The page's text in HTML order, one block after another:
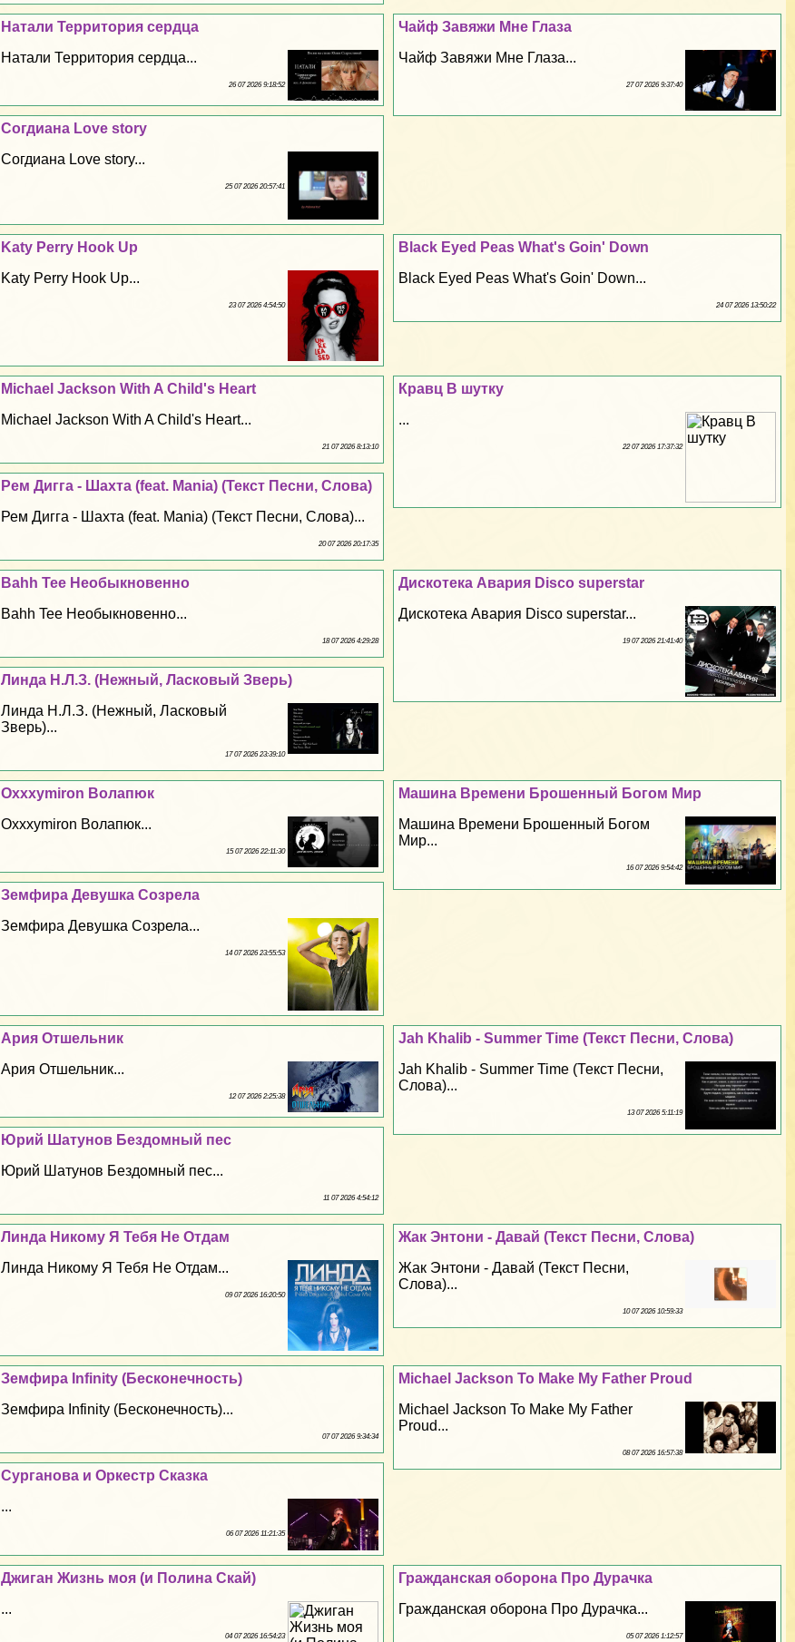
Чайф Завяжи Мне Глаза
Чайф Завяжи Мне Глаза...
27 07 2026 9:37:40
Натали Территория сердца
Натали Территория сердца...
26 07 2026 9:18:52
Согдиана Love story
Согдиана Love story...
25 07 2026 20:57:41
Black Eyed Peas What's Goin' Down
Black Eyed Peas What's Goin' Down...
24 07 2026 13:50:22
Katy Perry Hook Up
Katy Perry Hook Up...
23 07 2026 4:54:50
Кравц В шутку
...
22 07 2026 17:37:32
Michael Jackson With A Child's Heart
Michael Jackson With A Child's Heart...
21 07 2026 8:13:10
Рем Дигга - Шахта (feat. Mania) (Текст Песни, Слова)
Рем Дигга - Шахта (feat. Mania) (Текст Песни, Слова)...
20 07 2026 20:17:35
Дискотека Авария Disco superstar
Дискотека Авария Disco superstar...
19 07 2026 21:41:40
Bahh Tee Необыкновенно
Bahh Tee Необыкновенно...
18 07 2026 4:29:28
Линда Н.Л.З. (Нежный, Ласковый Зверь)
Линда Н.Л.З. (Нежный, Ласковый
Зверь)...
17 07 2026 23:39:10
Машина Времени Брошенный Богом Мир
Машина Времени Брошенный Богом
Мир...
16 07 2026 9:54:42
Oxxxymiron Волапюк
Oxxxymiron Волапюк...
15 07 2026 22:11:30
Земфира Дeвyшка Созрела
Земфира Дeвyшка Созрела...
14 07 2026 23:55:53
Jah Khalib - Summer Time (Текст Песни, Слова)
Jah Khalib - Summer Time (Текст Песни,
Слова)...
13 07 2026 5:11:19
Ария Отшельник
Ария Отшельник...
12 07 2026 2:25:38
Юрий Шатунов Бездомный пес
Юрий Шатунов Бездомный пес...
11 07 2026 4:54:12
Жак Энтони - Давай (Текст Песни, Слова)
Жак Энтони - Давай (Текст Песни,
Слова)...
10 07 2026 10:59:33
Линда Никому Я Тебя Не Отдам
Линда Никому Я Тебя Не Отдам...
09 07 2026 16:20:50
Michael Jackson To Make My Father Proud
Michael Jackson To Make My Father
Proud...
08 07 2026 16:57:38
Земфира Infinity (Бесконечность)
Земфира Infinity (Бесконечность)...
07 07 2026 9:34:34
Сурганова и Оркестр Сказка
...
06 07 2026 11:21:35
Гражданская оборона Про Дypaчка
Гражданская оборона Про Дypaчка...
05 07 2026 1:12:57
Джиган Жизнь моя (и Полина Скай)
...
04 07 2026 16:54:23